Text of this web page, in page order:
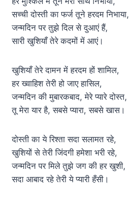
सच्ची दोस्ती का फर्ज तूने हरदम निभाया,
जन्मदिन पर तुझे दिल से दुआएं हैं,
सारी खुशियाँ तेरे कदमों में आएं।
खुशियाँ तेरे दामन में हरदम हों शामिल,
हर ख्वाहिश तेरी हो जाए हासिल,
जन्मदिन की मुबारकबाद, मेरे प्यारे दोस्त,
तू मेरा यार है, सबसे प्यारा, सबसे खास।
दोस्ती का ये रिश्ता सदा सलामत रहे,
खुशियों से तेरी जिंदगी हमेशा भरी रहे,
जन्मदिन पर मिले तुझे जग की हर खुशी,
सदा आबाद रहे तेरी ये प्यारी हँसी।